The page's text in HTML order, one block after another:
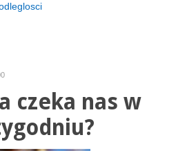
czeka nas w